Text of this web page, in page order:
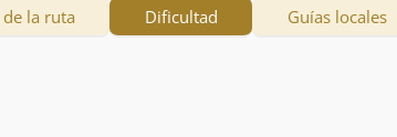
de la ruta Dificultad Guías locales